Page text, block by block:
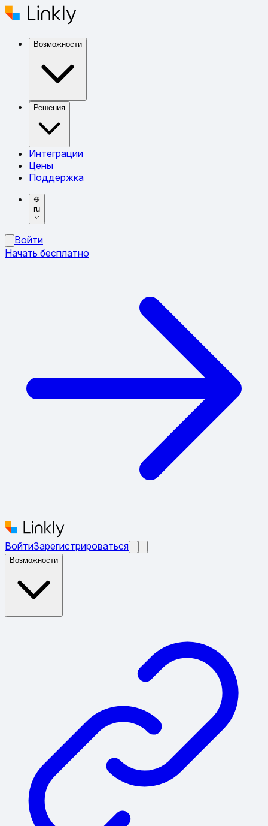
Возможности
Решения
Интеграции
Цены
Поддержка
ru
Войти
Начать бесплатно
ВойтиЗарегистрироваться
Возможности